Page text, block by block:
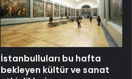
İstanbulluları bu hafta
bekleyen kültür ve sanat